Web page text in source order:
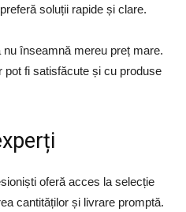
soluții rapide și clare.
înseamnă mereu preț mare.
pot fi satisfăcute și cu produse
oferă acces la selecție
cantităților și livrare promptă.